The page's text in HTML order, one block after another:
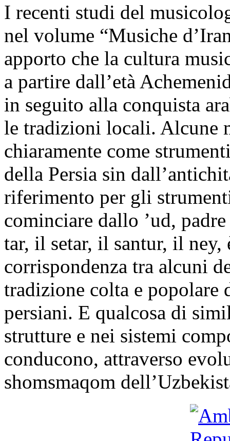
I recenti studi del
nel volume “Musiche
apporto che la cultura
a partire dall’età
in seguito alla conquista
le tradizioni locali. Alcune
chiaramente come
della Persia sin
riferimento per gli
cominciare dallo ’ud,
tar, il setar, il santur, il
corrispondenza tra alcuni
tradizione colta e popolare
persiani. E qualcosa di
strutture e nei sistemi
conducono, attraverso
shomsmaqom